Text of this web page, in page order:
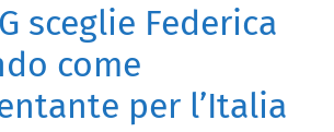
sceglie Federica
come
per l’Italia